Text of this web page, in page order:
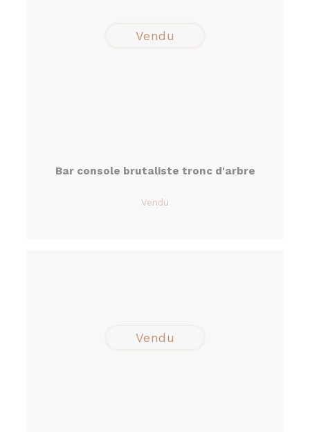
Vendu
Bar console brutaliste tronc d'arbre
Vendu
Vendu